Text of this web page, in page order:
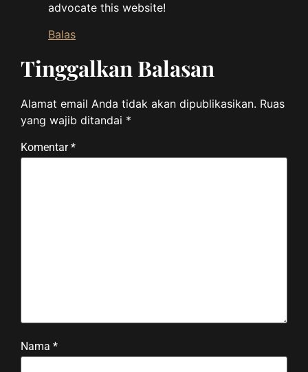
advocate this website!
Balas
Tinggalkan Balasan
Alamat email Anda tidak akan dipublikasikan. Ruas
yang wajib ditandai *
Komentar*
Nama *